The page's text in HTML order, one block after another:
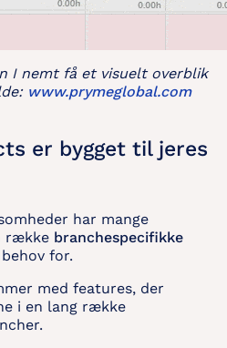
I nemt få et visuelt overblik
www.prymeglobal.com
er bygget til jeres
har mange
række branchespecifikke
for.
med features, der
i en lang række